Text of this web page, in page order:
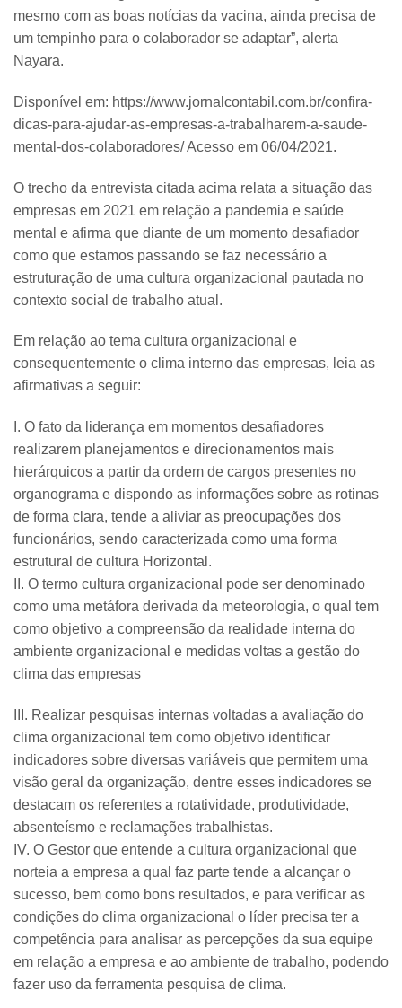
mesmo com as boas notícias da vacina, ainda precisa de
um tempinho para o colaborador se adaptar”, alerta
Nayara.
Disponível em: https://www.jornalcontabil.com.br/confira-
dicas-para-ajudar-as-empresas-a-trabalharem-a-saude-
mental-dos-colaboradores/ Acesso em 06/04/2021.
O trecho da entrevista citada acima relata a situação das
empresas em 2021 em relação a pandemia e saúde
mental e afirma que diante de um momento desafiador
como que estamos passando se faz necessário a
estruturação de uma cultura organizacional pautada no
contexto social de trabalho atual.
Em relação ao tema cultura organizacional e
consequentemente o clima interno das empresas, leia as
afirmativas a seguir:
I. O fato da liderança em momentos desafiadores
realizarem planejamentos e direcionamentos mais
hierárquicos a partir da ordem de cargos presentes no
organograma e dispondo as informações sobre as rotinas
de forma clara, tende a aliviar as preocupações dos
funcionários, sendo caracterizada como uma forma
estrutural de cultura Horizontal.
II. O termo cultura organizacional pode ser denominado
como uma metáfora derivada da meteorologia, o qual tem
como objetivo a compreensão da realidade interna do
ambiente organizacional e medidas voltas a gestão do
clima das empresas
III. Realizar pesquisas internas voltadas a avaliação do
clima organizacional tem como objetivo identificar
indicadores sobre diversas variáveis que permitem uma
visão geral da organização, dentre esses indicadores se
destacam os referentes a rotatividade, produtividade,
absenteísmo e reclamações trabalhistas.
IV. O Gestor que entende a cultura organizacional que
norteia a empresa a qual faz parte tende a alcançar o
sucesso, bem como bons resultados, e para verificar as
condições do clima organizacional o líder precisa ter a
competência para analisar as percepções da sua equipe
em relação a empresa e ao ambiente de trabalho, podendo
fazer uso da ferramenta pesquisa de clima.